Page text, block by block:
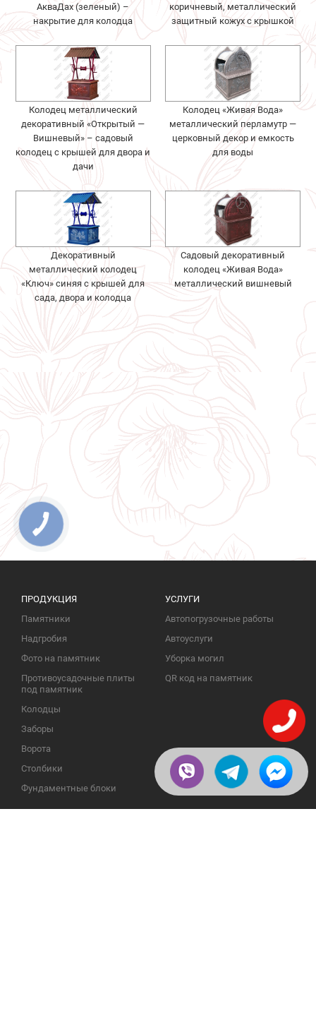
АкваДах (зеленый) –
накрытие для колодца
коричневый, металлический
защитный кожух с крышкой
Колодец металлический
декоративный «Открытый —
Вишневый» – садовый
колодец с крышей для двора и
дачи
Колодец «Живая Вода»
металлический перламутр —
церковный декор и емкость
для воды
Декоративный
металлический колодец
«Ключ» синяя с крышей для
сада, двора и колодца
Садовый декоративный
колодец «Живая Вода»
металлический вишневый
ПРОДУКЦИЯ
Памятники
Надгробия
Фото на памятник
Противоусадочные плиты
под памятник
Колодцы
Заборы
Ворота
Столбики
Фундаментные блоки
УСЛУГИ
Автопогрузочные работы
Автоуслуги
Уборка могил
QR код на памятник